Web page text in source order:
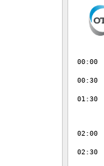
00:00
00:30
01:30
02:00
02:30